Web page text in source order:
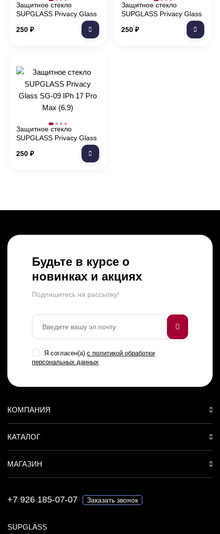
Защитное стекло
SUPGLASS Privacy Glass
SG-09 IPh 16 Pro Max
(6.9)
250 ₽
Защитное стекло
SUPGLASS Privacy Glass
SG-09 IPh 17 Pro (6.3)
250 ₽
Защитное стекло
SUPGLASS Privacy Glass
SG-09 IPh 17 Pro Max
(6.9)
250 ₽
Будьте в курсе о
новинках и акциях
Подпишитесь на рассылкy!
Я согласен(a) с политикой обработки
персональных данных
SUPGLASS
КОМПАНИЯ
КАТАЛОГ
МАГАЗИН
+7 926 185-07-07 Заказать звонок